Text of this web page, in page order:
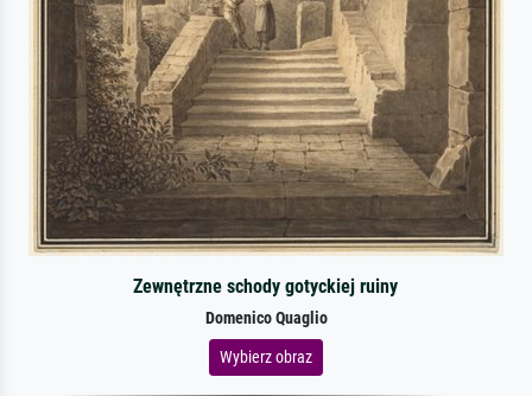
Zewnętrzne schody gotyckiej ruiny
Domenico Quaglio
Wybierz obraz